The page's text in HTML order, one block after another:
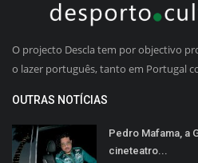
O projecto Descla tem por objectivo
o lazer português, tanto em Portugal
OUTRAS NOTÍCIAS
Pedro Mafama, a
cineteatro...